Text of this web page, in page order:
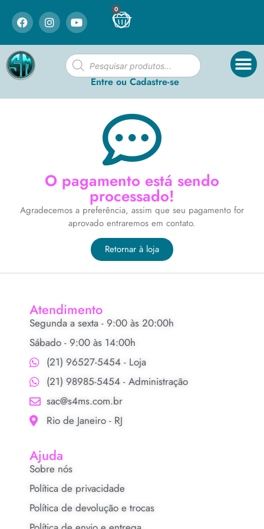
0
Entre ou Cadastre-se
O pagamento está sendo
processado!
Agradecemos a preferência, assim que seu pagamento for
aprovado entraremos em contato.
Retornar à loja
Atendimento
Segunda a sexta - 9:00 às 20:00h
Sábado - 9:00 às 14:00h
(21) 96527-5454 - Loja
(21) 98985-5454 - Administração
sac@s4ms.com.br
Rio de Janeiro - RJ
Ajuda
Sobre nós
Política de privacidade
Política de devolução e trocas